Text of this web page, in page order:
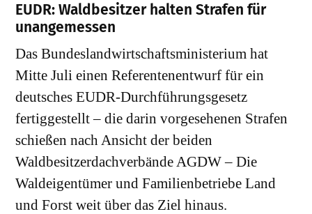
EUDR: Waldbesitzer halten Strafen für
unangemessen
Das Bundeslandwirtschaftsministerium hat
Mitte Juli einen Referentenentwurf für ein
deutsches EUDR-Durchführungsgesetz
fertiggestellt – die darin vorgesehenen Strafen
schießen nach Ansicht der beiden
Waldbesitzerdachverbände AGDW – Die
Waldeigentümer und Familienbetriebe Land
und Forst weit über das Ziel hinaus.